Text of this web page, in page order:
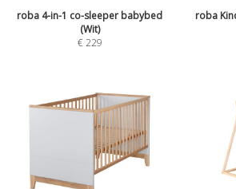
roba 4-in-1 co-sleeper babybed
(Wit)
€229
roba